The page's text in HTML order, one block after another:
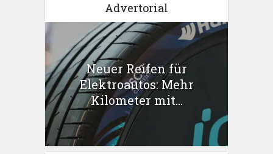
Advertorial
Neuer Reifen für
Elektroautos: Mehr
Kilometer mit...